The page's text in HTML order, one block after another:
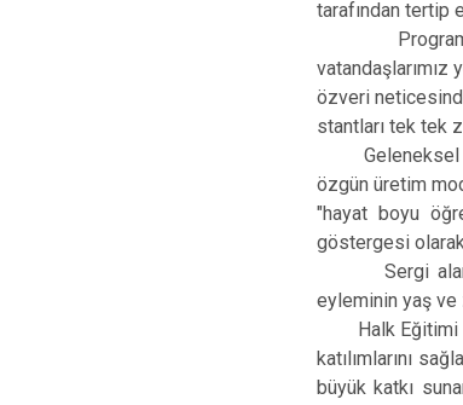
tarafından tertip
Programa;
vatandaşlarımız
özveri
stantları tek tek
Geleneksel el
özgün üretim
"hayat boyu
göstergesi
Sergi
eyleminin yaş ve
Halk Eğitimi
katılımlarını
büyük katkı